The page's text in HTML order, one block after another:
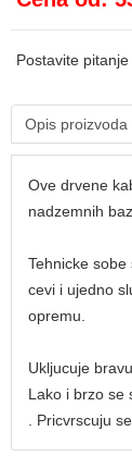
Postavite pitanje
Opis proizvoda
Ove drvene
nadzemnih
Tehnicke sobe
cevi i ujedno
opremu.
Ukljucuje
Lako i brzo se
. Pricvrscuju